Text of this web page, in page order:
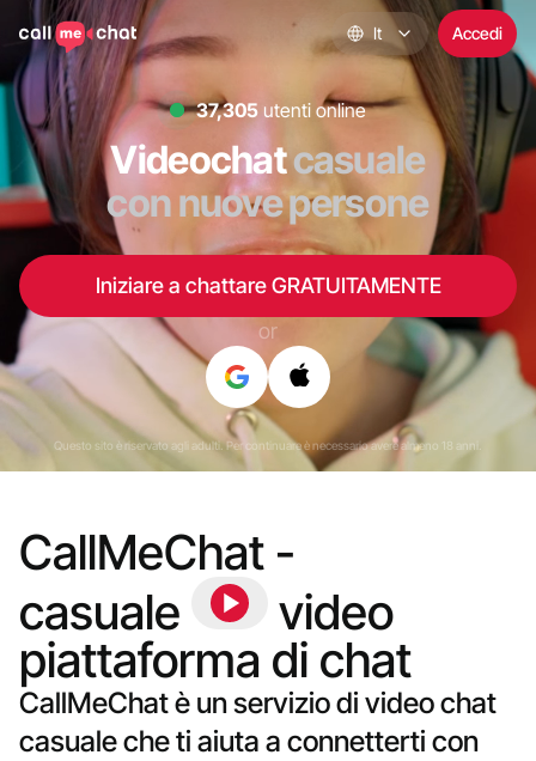
It Accedi
36,993 utenti online
Videochatcasuale
con nuove persone
Iniziare a chattare GRATUITAMENTE
or
Questo sito è riservato agli adulti. Per continuare è necessario avere almeno 18 anni.
CallMeChat -
casuale
video
piattaforma di chat
CallMeChat è un servizio di video chat
casuale che ti aiuta a connetterti con